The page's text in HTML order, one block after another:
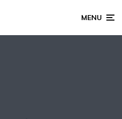
MENU